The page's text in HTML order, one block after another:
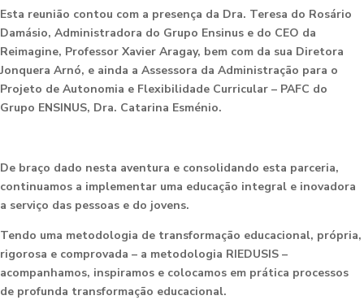
Esta reunião contou com a presença da Dra. Teresa do Rosário
Damásio, Administradora do Grupo Ensinus e do CEO da
Reimagine, Professor Xavier Aragay, bem com da sua Diretora
Jonquera Arnó, e ainda a Assessora da Administração para o
Projeto de Autonomia e Flexibilidade Curricular – PAFC do
Grupo ENSINUS, Dra. Catarina Esménio.
De braço dado nesta aventura e consolidando esta parceria,
continuamos a implementar uma educação integral e inovadora
a serviço das pessoas e do jovens.
Tendo uma metodologia de transformação educacional, própria,
rigorosa e comprovada – a metodologia RIEDUSIS –
acompanhamos, inspiramos e colocamos em prática processos
de profunda transformação educacional.